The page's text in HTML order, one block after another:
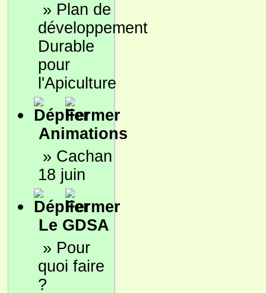
» Plan de
développement
Durable
pour
l'Apiculture
Animations
» Cachan
18 juin
Le GDSA
» Pour
quoi faire
?